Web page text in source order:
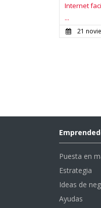
Internet
...
21
Puesta en
Estrategia
Ideas de
Ayudas